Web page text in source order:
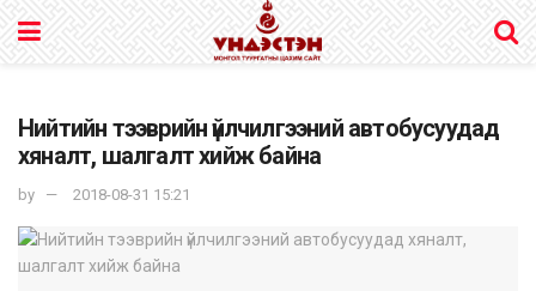
Нийтийн тээврийн үйлчилгээний автобусуудад
хяналт, шалгалт хийж байна
by 2018-08-31 15:21